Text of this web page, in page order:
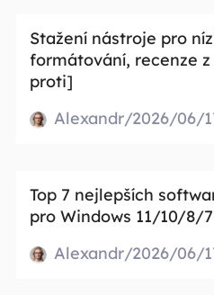
Stažení nástroje pro
formátování, recenze
proti]
Alexandr/2026/06/
Top 7 nejlepších
pro Windows 11/10/8/
Alexandr/2026/06/